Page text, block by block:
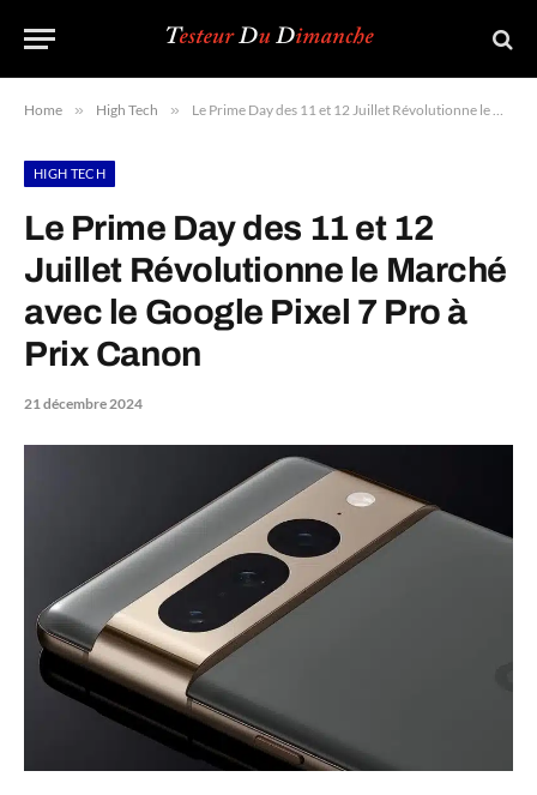
Home » High Tech » Le Prime Day des 11 et 12 Juillet Révolutionne le Marché avec le Google Pixel 7 Pro à Prix Canon
HIGH TECH
Le Prime Day des 11 et 12
Juillet Révolutionne le Marché
avec le Google Pixel 7 Pro à
Prix Canon
21 décembre 2024